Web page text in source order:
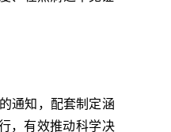
通知，配套制定涵
，有效推动科学决